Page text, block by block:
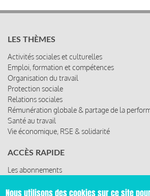
LES THÈMES
Activités sociales et culturelles
Emploi, formation et compétences
Organisation du travail
Protection sociale
Relations sociales
Rémunération globale & partage de la
Santé au travail
Vie économique, RSE & solidarité
ACCÈS RAPIDE
Les abonnements
Les ressources
Nous utilisons des cookies sur ce site